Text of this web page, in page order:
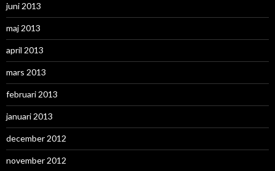
juni 2013
maj 2013
april 2013
mars 2013
februari 2013
januari 2013
december 2012
november 2012